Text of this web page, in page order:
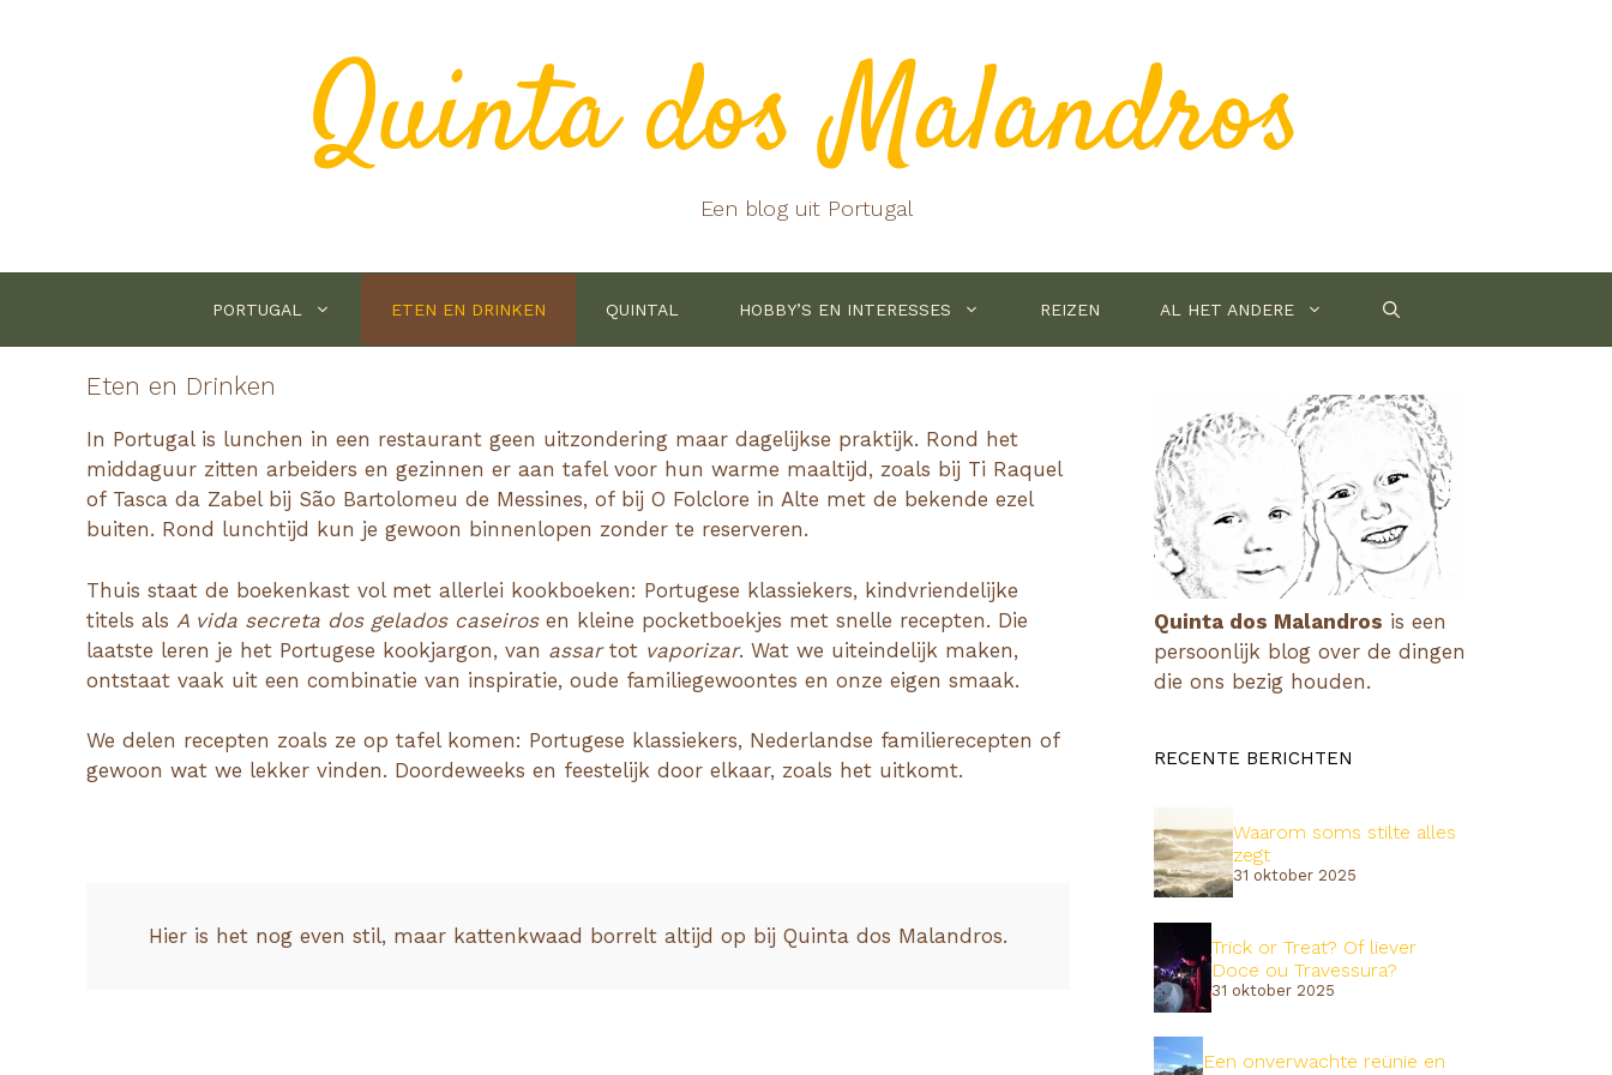
Quinta dos Malandros
Een blog uit Portugal
PORTUGAL ETEN EN DRINKEN QUINTAL HOBBY’S EN INTERESSES REIZEN AL HET ANDERE
Eten en Drinken
In Portugal is lunchen in een restaurant geen uitzondering maar dagelijkse praktijk. Rond het
middaguur zitten arbeiders en gezinnen er aan tafel voor hun warme maaltijd, zoals bij Ti Raquel
of Tasca da Zabel bij São Bartolomeu de Messines, of bij O Folclore in Alte met de bekende ezel
buiten. Rond lunchtijd kun je gewoon binnenlopen zonder te reserveren.
Thuis staat de boekenkast vol met allerlei kookboeken: Portugese klassiekers, kindvriendelijke
titels als A vida secreta dos gelados caseirosen kleine pocketboekjes met snelle recepten. Die
laatste leren je het Portugese kookjargon, van assartot vaporizar. Wat we uiteindelijk maken,
ontstaat vaak uit een combinatie van inspiratie, oude familiegewoontes en onze eigen smaak.
We delen recepten zoals ze op tafel komen: Portugese klassiekers, Nederlandse familierecepten of
gewoon wat we lekker vinden. Doordeweeks en feestelijk door elkaar, zoals het uitkomt.
Hier is het nog even stil, maar kattenkwaad borrelt altijd op bij Quinta dos Malandros.
Quinta dos Malandros is een
persoonlijk blog over de dingen
die ons bezig houden.
RECENTE BERICHTEN
Waarom soms stilte alles
zegt
31 oktober 2025
Trick or Treat? Of liever
Doce ou Travessura?
31 oktober 2025
Een onverwachte reünie en